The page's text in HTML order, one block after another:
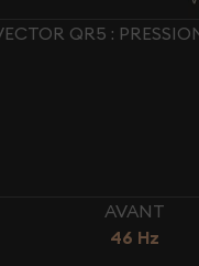
QR5 :
AVANT
46 Hz